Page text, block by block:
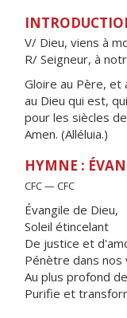
V/ Dieu, viens à
R/ Seigneur, à
Gloire au Père, et
au Dieu qui est,
pour les siècles
Amen. (Alléluia.)
HYMNE :
CFC — CFC
Évangile de Dieu,
Soleil étincelant
De justice et
Pénètre dans nos
Au plus profond
Purifie et